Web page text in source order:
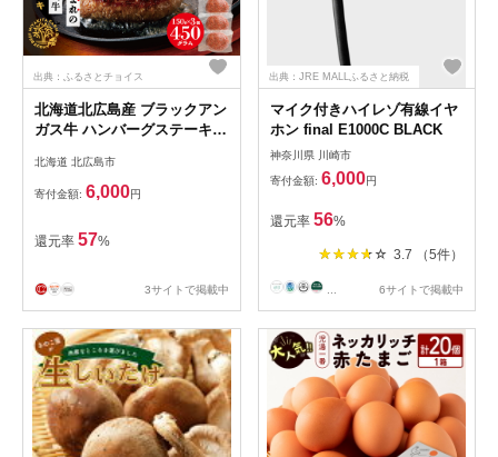
出典：ふるさとチョイス
北海道北広島産 ブラックアン
ガス牛 ハンバーグステーキ
北海道 北広島市
寄付金額: 6,000円
還元率 57%
3サイトで掲載中
出典：JRE MALLふるさと納税
マイク付きハイレゾ有線イヤ
ホン final E1000C BLACK
神奈川県 川崎市
寄付金額: 6,000円
還元率 56%
3.7 （5件）
6サイトで掲載中